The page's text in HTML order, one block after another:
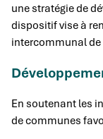
une stratégie de
dispositif vise à
intercommunal
En soutenant les
de communes